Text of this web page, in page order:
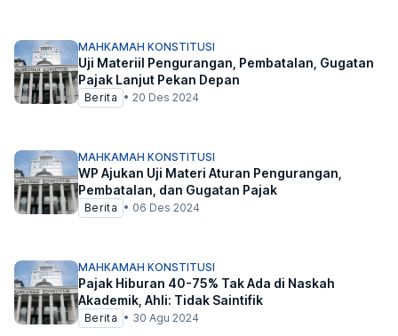
MAHKAMAH KONSTITUSI
Uji Materiil Pengurangan, Pembatalan, Gugatan
Pajak Lanjut Pekan Depan
Berita • 20 Des 2024
MAHKAMAH KONSTITUSI
WP Ajukan Uji Materi Aturan Pengurangan,
Pembatalan, dan Gugatan Pajak
Berita • 06 Des 2024
MAHKAMAH KONSTITUSI
Pajak Hiburan 40-75% Tak Ada di Naskah
Akademik, Ahli: Tidak Saintifik
Berita • 30 Agu 2024